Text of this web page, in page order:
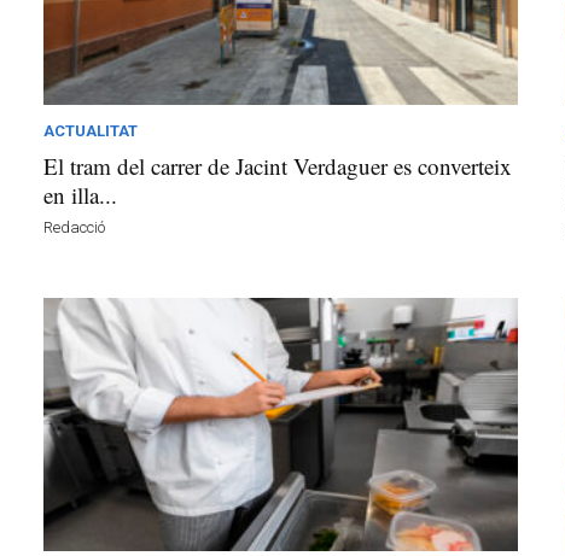
ACTUALITAT
El tram del carrer de Jacint Verdaguer es converteix
en illa...
Redacció